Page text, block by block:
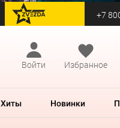
перейти на Zvezda +7
Войти
Избранное
Хиты Новинки